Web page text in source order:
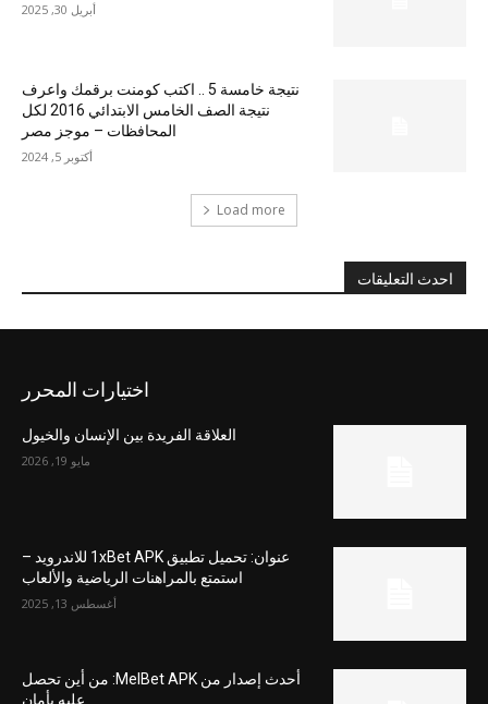
أبريل 30, 2025
نتيجة خامسة 5 .. اكتب كومنت برقمك واعرف
نتيجة الصف الخامس الابتدائي 2016 لكل
المحافظات – موجز مصر
أكتوبر 5, 2024
Load more
احدث التعليقات
اختيارات المحرر
العلاقة الفريدة بين الإنسان والخيول
مايو 19, 2026
عنوان: تحميل تطبيق 1xBet APK للاندرويد –
استمتع بالمراهنات الرياضية والألعاب
أغسطس 13, 2025
أحدث إصدار من MelBet APK: من أين تحصل
عليه بأمان